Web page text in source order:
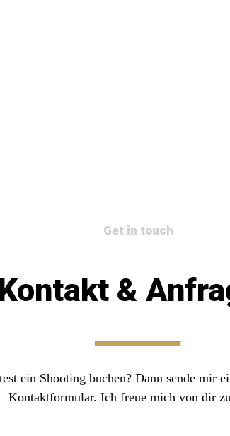
Get in touch
Kontakt &
ein Shooting buchen? Dann sende mir
Kontaktformular. Ich freue mich von dir